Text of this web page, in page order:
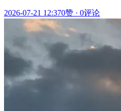
2026-07-21 12:370赞 · 0评论